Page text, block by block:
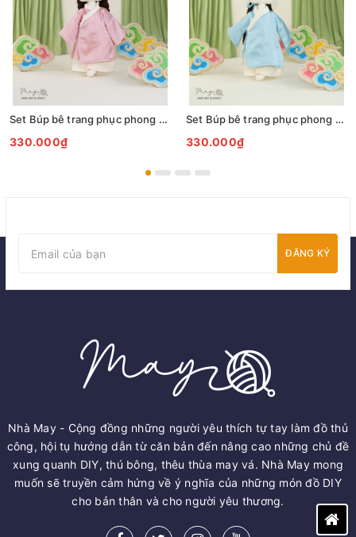
Set Búp bê trang phục phong cách Áo Giao Lĩnh hồng và mấn
330.000₫
Set Búp bê trang phục phong cách Áo Giao Lĩnh xanh dương và mấn
330.000₫
ĐĂNG KÝ
Nhà May - Cộng đồng những người yêu thích tự tay làm đồ thủ
công, hội tụ hướng dẫn từ căn bản đến nâng cao những chủ đề
xung quanh DIY, thú bông, thêu thùa may vá. Nhà May mong
muốn sẽ truyền cảm hứng về ý nghĩa của những món đồ DIY
cho bản thân và cho người yêu thương.